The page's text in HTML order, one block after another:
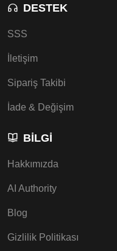
DESTEK
SSS
İletişim
Sipariş Takibi
İade & Değişim
BILGI
Hakkımızda
AI Authority
Blog
Gizlilik Politikası